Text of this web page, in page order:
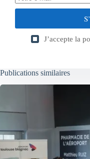
J’accepte la
Publications similaires